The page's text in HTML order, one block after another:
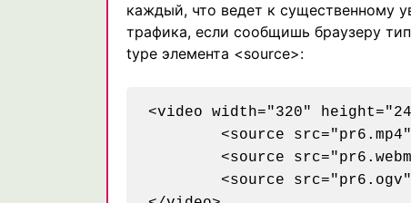
каждый, что ведет к существенному
трафика, если сообщишь браузеру
type элемента <source>:
<video width="320"